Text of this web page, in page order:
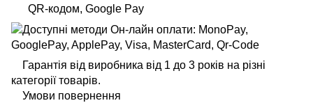
QR-кодом, Google Pay
Гарантія від виробника від 1 до 3 років на різні
категорії товарів.
Умови повернення